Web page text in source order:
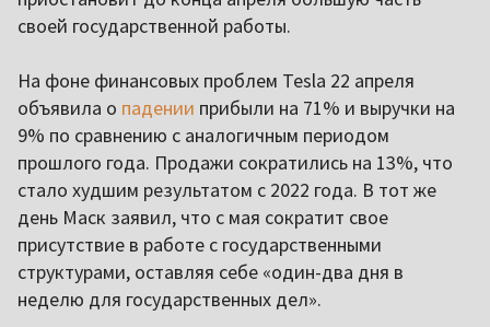
своей государственной работы.
На фоне финансовых проблем Tesla 22 апреля
объявила о падении прибыли на 71% и выручки на
9% по сравнению с аналогичным периодом
прошлого года. Продажи сократились на 13%, что
стало худшим результатом с 2022 года. В тот же
день Маск заявил, что с мая сократит свое
присутствие в работе с государственными
структурами, оставляя себе «один-два дня в
неделю для государственных дел».